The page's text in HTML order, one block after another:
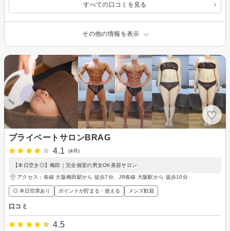
すべての口コミを見る
その他の情報を表示
プライベートサロンBRAG
4.1
(4件)
【本日空き◎】梅田｜完全個室の男女OK美容サロン
アクセス：各線 大阪梅田駅から 徒歩7分、JR各線 大阪駅から 徒歩10分
◎ 本日空席あり ポイントが貯まる・使える メンズ歓迎
口コミ
4.5